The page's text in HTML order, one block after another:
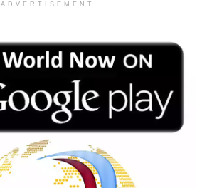
ADVERTISEMENT